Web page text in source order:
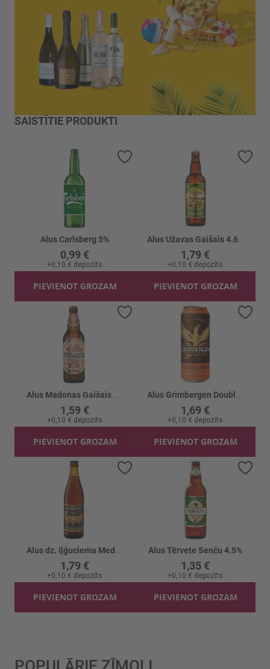
SAISTĪTIE PRODUKTI
Alus Carlsberg 5%
0,99 €
+0,10 € depozīts
PIEVIENOT GROZAM
Pievienot vēlmju sarakstam
1,79 €
+0,10 € depozīts
PIEVIENOT GROZAM
1,59 €
+0,10 € depozīts
PIEVIENOT GROZAM
Pievienot vēlmju sarakstam
1,69 €
+0,10 € depozīts
PIEVIENOT GROZAM
1,79 €
+0,10 € depozīts
PIEVIENOT GROZAM
Pievienot vēlmju sarakstam
Alus Tērvete Senču 4.5%
1,35 €
+0,10 € depozīts
PIEVIENOT GROZAM